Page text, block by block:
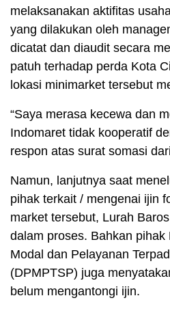
melaksanakan aktifitas
yang dilakukan oleh
dicatat dan diaudit secara
patuh terhadap perda Kota
lokasi minimarket tersebut
“Saya merasa kecewa dan
Indomaret tidak kooperatif
respon atas surat somasi
Namun, lanjutnya saat
pihak terkait / mengenai ijin
market tersebut, Lurah
dalam proses. Bahkan pihak
Modal dan Pelayanan
(DPMPTSP) juga
belum mengantongi ijin.